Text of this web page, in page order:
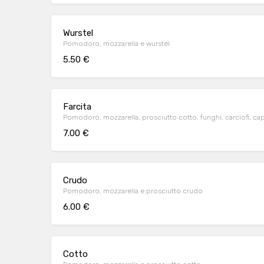
Wurstel
Pomodoro, mozzarella e wurstel
5.50 €
Farcita
Pomodoro, mozzarella, prosciutto cotto, funghi, carciofi,
7.00 €
Crudo
Pomodoro, mozzarella e prosciutto crudo
6.00 €
Cotto